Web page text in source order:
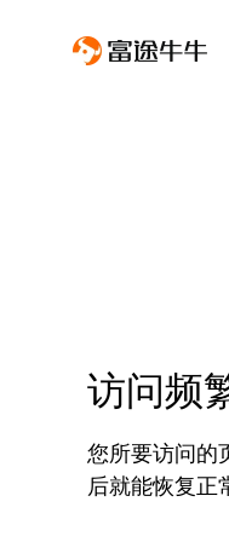
访问频
您所要访问的
后就能恢复正